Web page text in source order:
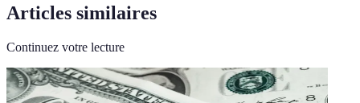
Articles similaires
Continuez votre lecture